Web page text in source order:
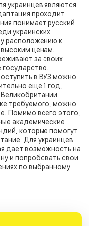
украинцев являются
проходит
понимает русский
украинских
расположению к
ценам.
за своих
государство.
в ВУЗ можно
еще 1 год,
требуемого, можно
Помимо всего этого,
академические
которые помогут
Для украинцев
дает возможность на
и попробовать свои
по выбранному